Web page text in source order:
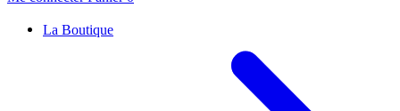
La Boutique